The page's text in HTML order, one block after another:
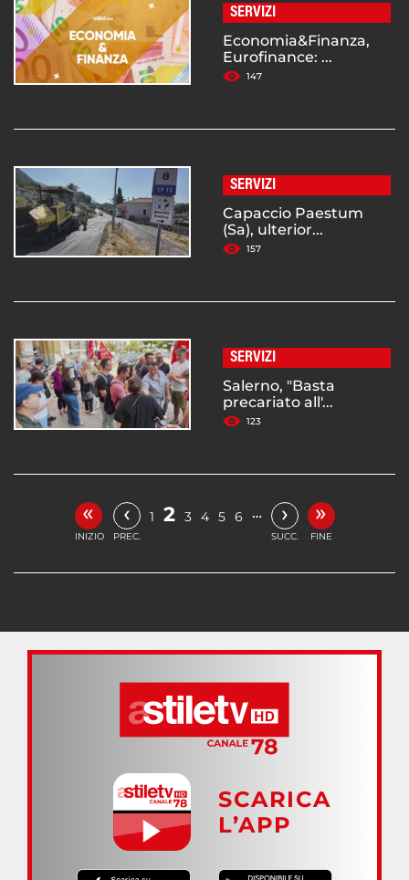
SERVIZI
Economia&Finanza,
Eurofinance: ...
147
SERVIZI
Capaccio Paestum
(Sa), ulterior...
157
SERVIZI
Salerno, "Basta
precariato all'...
123
«
INIZIO
‹
PREC.
1 2 3 4 5 6 … ›
SUCC.
»
FINE
SCARICA
L’APP